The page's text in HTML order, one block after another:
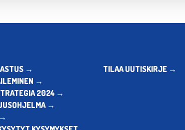
→
→
2024 →
→
TILAA UUTISKIRJE →